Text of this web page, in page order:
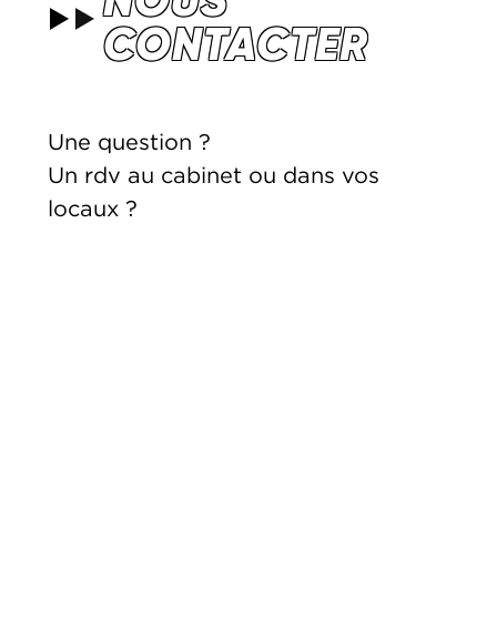
CONTACTER
Une question ?
Un rdv au cabinet ou dans vos
locaux ?